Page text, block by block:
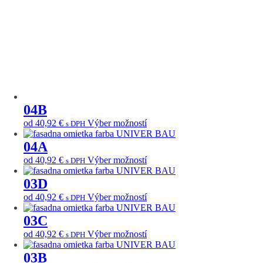
04B
od 40,92 € s DPH Výber možnostíTento
produkt
viacero
variantov.
Možnosti
môžete
vybrať
stránke
produktu.
04A
od 40,92 € s DPH Výber možnostíTento
produkt
viacero
variantov.
Možnosti
môžete
vybrať
03D
od 40,92 € s DPH Výber možnostíTento
produkt
viacero
variantov.
Možnosti
03C
od 40,92 € s DPH Výber možnostíTento
produkt
03B